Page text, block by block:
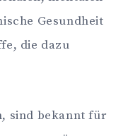
Gesundheit
die dazu
sind bekannt für